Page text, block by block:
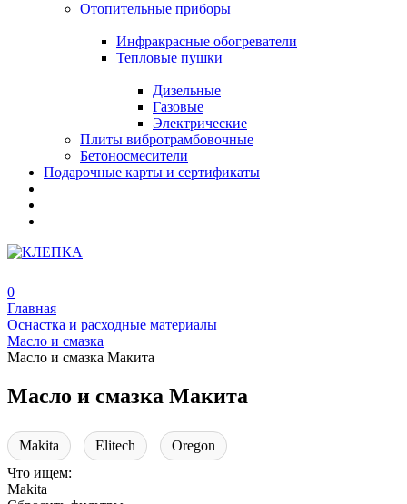
Отопительные приборы
Инфракрасные обогреватели
Тепловые пушки
Дизельные
Газовые
Электрические
Плиты вибротрамбовочные
Бетоносмесители
Подарочные карты и сертификаты
0
Главная
Оснастка и расходные материалы
Масло и смазка
Масло и смазка Макита
Масло и смазка Макита
Makita Elitech
Oregon
Что ищем:
Makita